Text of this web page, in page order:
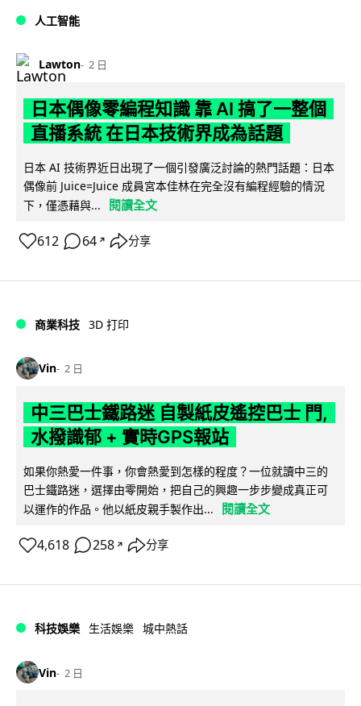
人工智能
Lawton 2 日
日本偶像零編程知識 靠 AI 搞了一整個
直播系統 在日本技術界成為話題
日本 AI 技術界近日出現了一個引發廣泛討論的熱門話題：日本
偶像前 Juice=Juice 成員宮本佳林在完全沒有編程經驗的情況
下，僅憑藉與...
閱讀全文
612 64 ↗ 分享
商業科技 3D 打印
Vin 2 日
中三巴士鐵路迷 自製紙皮遙控巴士 門,
水撥識郁 + 實時GPS報站
如果你熱愛一件事，你會熱愛到怎樣的程度？一位就讀中三的
巴士鐵路迷，選擇由零開始，把自己的興趣一步步變成真正可
以運作的作品。他以紙皮親手製作出...
閱讀全文
4,618 258 ↗ 分享
科技娛樂 生活娛樂 城中熱話
Vin 2 日